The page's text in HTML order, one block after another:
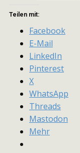
Teilen mit:
Facebook
E-Mail
LinkedIn
Pinterest
X
WhatsApp
Threads
Mastodon
Mehr